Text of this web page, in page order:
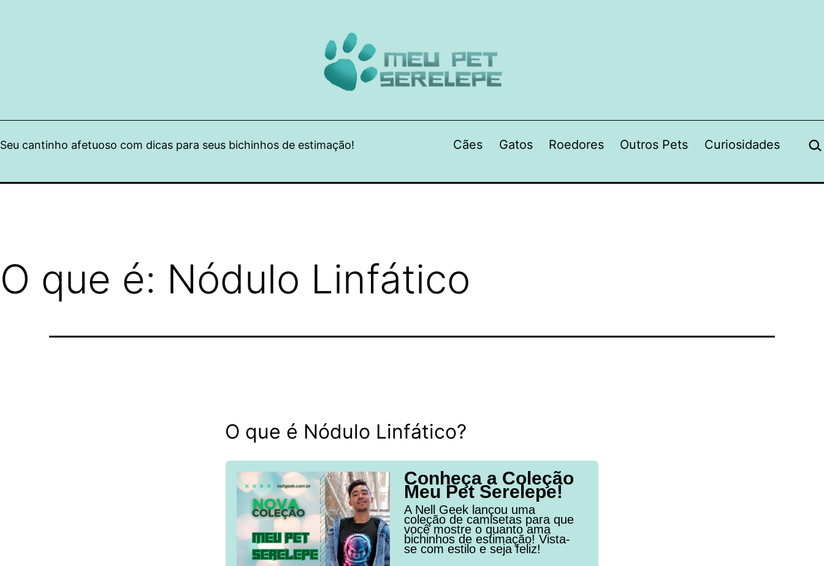
Seu cantinho afetuoso com dicas para seus bichinhos de estimação! Cães Gatos Roedores Outros Pets Curiosidades
O que é: Nódulo Linfático
O que é Nódulo Linfático?
Conheça a Coleção
Meu Pet Serelepe!
A Nell Geek lançou uma
coleção de camisetas para que
você mostre o quanto ama
bichinhos de estimação! Vista-
se com estilo e seja feliz!